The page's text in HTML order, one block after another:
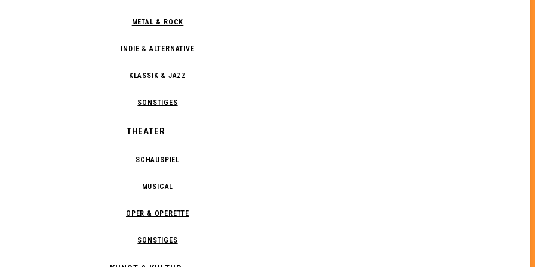
METAL & ROCK
INDIE & ALTERNATIVE
KLASSIK & JAZZ
SONSTIGES
THEATER
SCHAUSPIEL
MUSICAL
OPER & OPERETTE
SONSTIGES